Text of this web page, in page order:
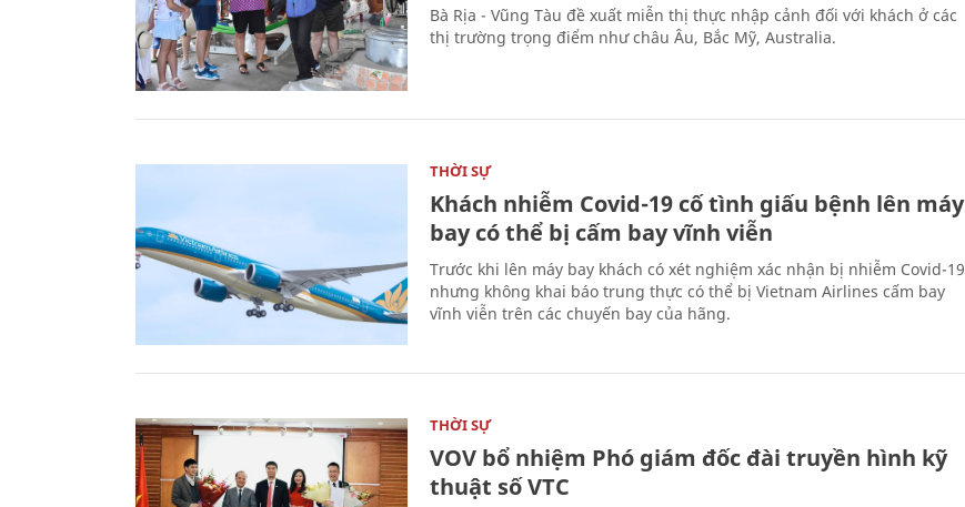
Bà Rịa - Vũng Tàu đề xuất miễn thị thực nhập cảnh đối với khách ở các
thị trường trọng điểm như châu Âu, Bắc Mỹ, Australia.
THỜI SỰ
Khách nhiễm Covid-19 cố tình giấu bệnh lên máy
bay có thể bị cấm bay vĩnh viễn
Trước khi lên máy bay khách có xét nghiệm xác nhận bị nhiễm Covid-19
nhưng không khai báo trung thực có thể bị Vietnam Airlines cấm bay
vĩnh viễn trên các chuyến bay của hãng.
THỜI SỰ
VOV bổ nhiệm Phó giám đốc đài truyền hình kỹ
thuật số VTC